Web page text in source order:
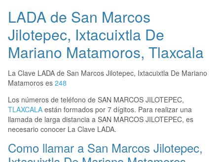
LADA de San Marcos
Jilotepec, Ixtacuixtla De
Mariano Matamoros, Tlaxcala
La Clave LADA de San Marcos Jilotepec, Ixtacuixtla De Mariano
Matamoros es 248
Los números de teléfono de SAN MARCOS JILOTEPEC,
TLAXCALA están formados por 7 dígitos. Para realizar una
llamada de larga distancia a SAN MARCOS JILOTEPEC, es
necesario conocer La Clave LADA.
Como llamar a San Marcos Jilotepec,